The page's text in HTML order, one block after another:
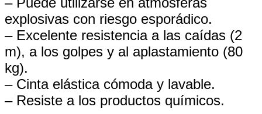
explosivas con riesgo esporádico.
– Excelente resistencia a las caídas (2
m), a los golpes y al aplastamiento (80
kg).
– Cinta elástica cómoda y lavable.
– Resiste a los productos químicos.